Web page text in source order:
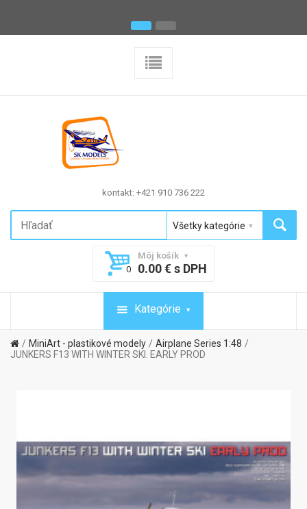
kontakt: +421 910 736 222
Môj košík
0
0.00 € s DPH
Kategórie
MiniArt - plastikové modely
Airplane Series 1:48
JUNKERS F13 WITH WINTER SKI. EARLY PROD